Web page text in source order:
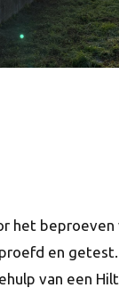
het beproeven
en
van een